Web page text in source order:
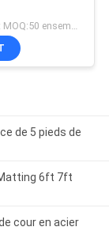
USD45-55/set MOQ:50 ensembles
de 5 pieds de
6ft 7ft
cour en acier